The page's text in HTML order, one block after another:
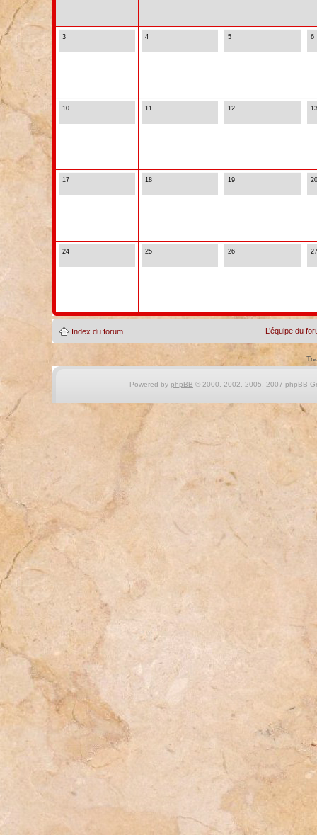
3 4 5 6
10 11 12 13
17 18 19 20
24 25 26 27
Index du forum L’équipe du
Powered by phpBB © 2000, 2002, 2005, 2007 phpBB